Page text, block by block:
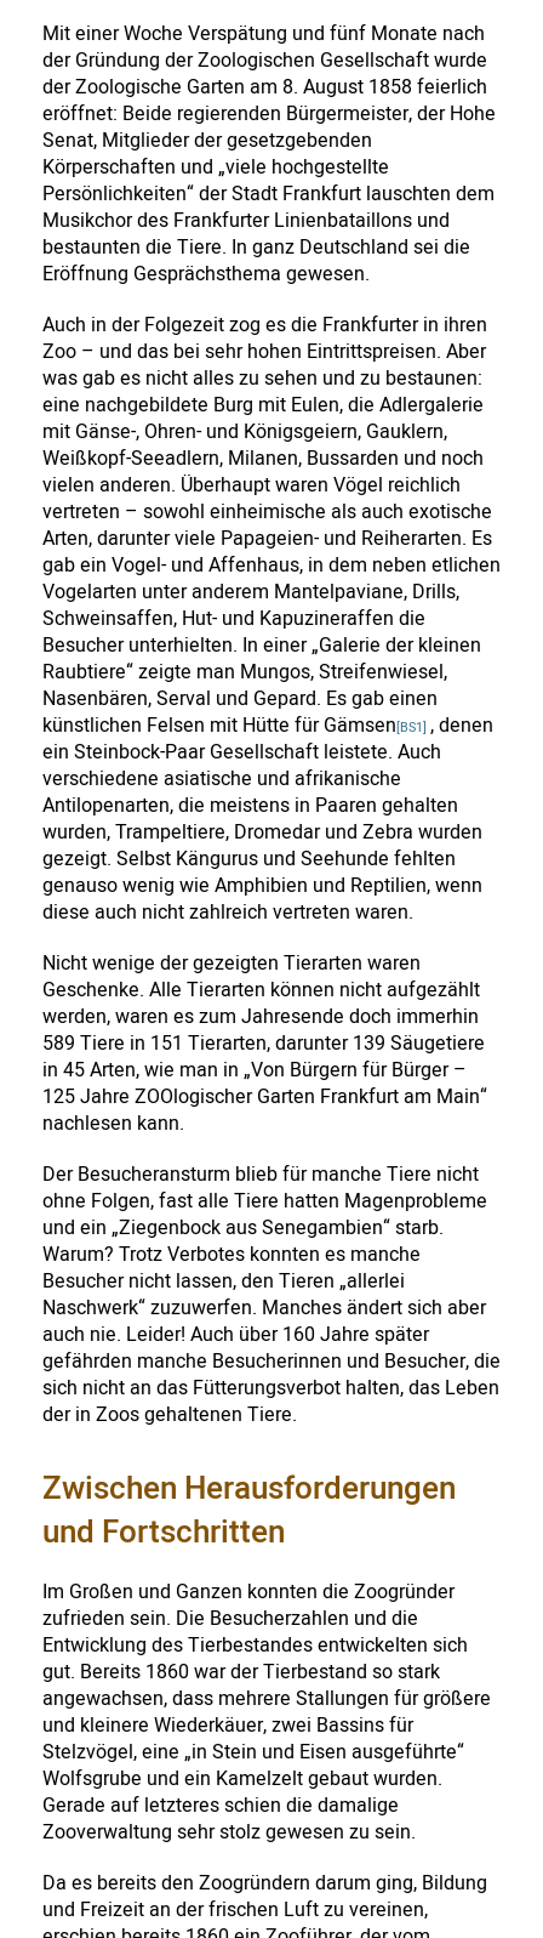
Mit einer Woche Verspätung und fünf Monate nach
der Gründung der Zoologischen Gesellschaft wurde
der Zoologische Garten am 8. August 1858 feierlich
eröffnet: Beide regierenden Bürgermeister, der Hohe
Senat, Mitglieder der gesetzgebenden
Körperschaften und „viele hochgestellte
Persönlichkeiten“ der Stadt Frankfurt lauschten dem
Musikchor des Frankfurter Linienbataillons und
bestaunten die Tiere. In ganz Deutschland sei die
Eröffnung Gesprächsthema gewesen.
Auch in der Folgezeit zog es die Frankfurter in ihren
Zoo – und das bei sehr hohen Eintrittspreisen. Aber
was gab es nicht alles zu sehen und zu bestaunen:
eine nachgebildete Burg mit Eulen, die Adlergalerie
mit Gänse-, Ohren- und Königsgeiern, Gauklern,
Weißkopf-Seeadlern, Milanen, Bussarden und noch
vielen anderen. Überhaupt waren Vögel reichlich
vertreten – sowohl einheimische als auch exotische
Arten, darunter viele Papageien- und Reiherarten. Es
gab ein Vogel- und Affenhaus, in dem neben etlichen
Vogelarten unter anderem Mantelpaviane, Drills,
Schweinsaffen, Hut- und Kapuzineraffen die
Besucher unterhielten. In einer „Galerie der kleinen
Raubtiere“ zeigte man Mungos, Streifenwiesel,
Nasenbären, Serval und Gepard. Es gab einen
künstlichen Felsen mit Hütte für Gämsen[BS1] , denen
ein Steinbock-Paar Gesellschaft leistete. Auch
verschiedene asiatische und afrikanische
Antilopenarten, die meistens in Paaren gehalten
wurden, Trampeltiere, Dromedar und Zebra wurden
gezeigt. Selbst Kängurus und Seehunde fehlten
genauso wenig wie Amphibien und Reptilien, wenn
diese auch nicht zahlreich vertreten waren.
Nicht wenige der gezeigten Tierarten waren
Geschenke. Alle Tierarten können nicht aufgezählt
werden, waren es zum Jahresende doch immerhin
589 Tiere in 151 Tierarten, darunter 139 Säugetiere
in 45 Arten, wie man in „Von Bürgern für Bürger –
125 Jahre ZOOlogischer Garten Frankfurt am Main“
nachlesen kann.
Der Besucheransturm blieb für manche Tiere nicht
ohne Folgen, fast alle Tiere hatten Magenprobleme
und ein „Ziegenbock aus Senegambien“ starb.
Warum? Trotz Verbotes konnten es manche
Besucher nicht lassen, den Tieren „allerlei
Naschwerk“ zuzuwerfen. Manches ändert sich aber
auch nie. Leider! Auch über 160 Jahre später
gefährden manche Besucherinnen und Besucher, die
sich nicht an das Fütterungsverbot halten, das Leben
der in Zoos gehaltenen Tiere.
Zwischen Herausforderungen
und Fortschritten
Im Großen und Ganzen konnten die Zoogründer
zufrieden sein. Die Besucherzahlen und die
Entwicklung des Tierbestandes entwickelten sich
gut. Bereits 1860 war der Tierbestand so stark
angewachsen, dass mehrere Stallungen für größere
und kleinere Wiederkäuer, zwei Bassins für
Stelzvögel, eine „in Stein und Eisen ausgeführte“
Wolfsgrube und ein Kamelzelt gebaut wurden.
Gerade auf letzteres schien die damalige
Zooverwaltung sehr stolz gewesen zu sein.
Da es bereits den Zoogründern darum ging, Bildung
und Freizeit an der frischen Luft zu vereinen,